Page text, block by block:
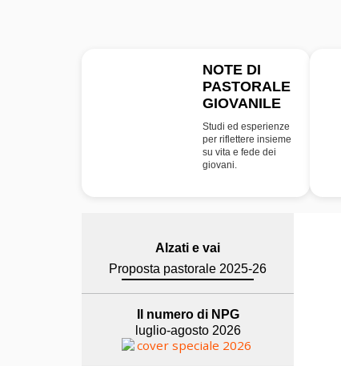
NOTE DI
PASTORALE
GIOVANILE
Studi ed esperienze
per riflettere insieme
su vita e fede dei
giovani.
Alzati e vai
Proposta pastorale 2025-26
Il numero di NPG
luglio-agosto 2026